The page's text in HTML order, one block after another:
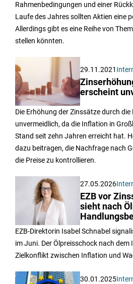
Rahmenbedingungen und einer
Laufe des Jahres sollten Aktien eine
Allerdings gibt es eine Reihe von
stellen könnten.
29.11.2021
erscheint
Die Erhöhung der Zinssätze durch
unvermeidlich, da die Inflation in
Stand seit zehn Jahren erreicht hat.
dazu beitragen, die Nachfrage nach
die Preise zu kontrollieren.
27.05.2026
EZB vor
sieht nach
EZB-Direktorin Isabel Schnabel
im Juni. Der Ölpreisschock nach
Zielkonflikt zwischen Inflation und
30.01.2025